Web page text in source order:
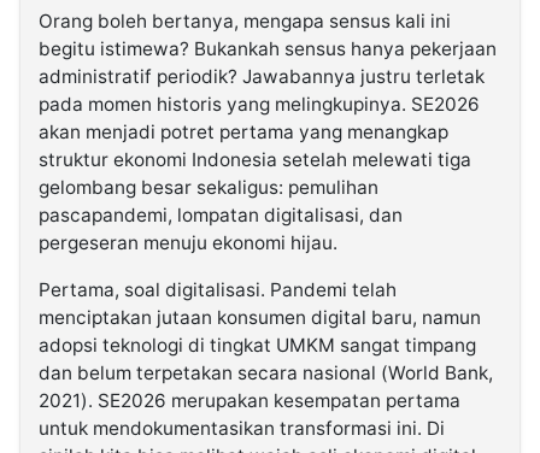
Orang boleh bertanya, mengapa sensus kali ini
begitu istimewa? Bukankah sensus hanya pekerjaan
administratif periodik? Jawabannya justru terletak
pada momen historis yang melingkupinya. SE2026
akan menjadi potret pertama yang menangkap
struktur ekonomi Indonesia setelah melewati tiga
gelombang besar sekaligus: pemulihan
pascapandemi, lompatan digitalisasi, dan
pergeseran menuju ekonomi hijau.
Pertama, soal digitalisasi. Pandemi telah
menciptakan jutaan konsumen digital baru, namun
adopsi teknologi di tingkat UMKM sangat timpang
dan belum terpetakan secara nasional (World Bank,
2021). SE2026 merupakan kesempatan pertama
untuk mendokumentasikan transformasi ini. Di